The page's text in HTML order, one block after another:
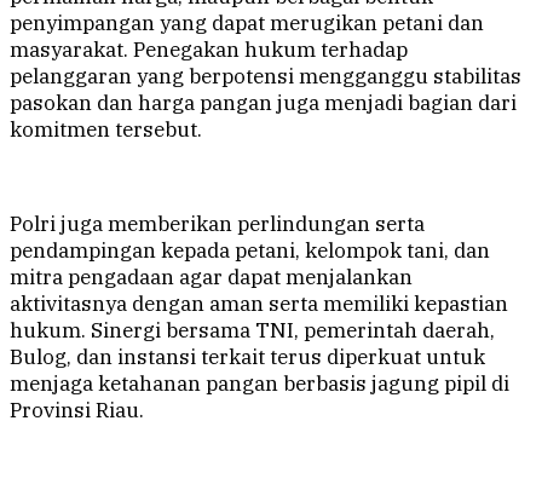
penyimpangan yang dapat merugikan petani dan
masyarakat. Penegakan hukum terhadap
pelanggaran yang berpotensi mengganggu stabilitas
pasokan dan harga pangan juga menjadi bagian dari
komitmen tersebut.
Polri juga memberikan perlindungan serta
pendampingan kepada petani, kelompok tani, dan
mitra pengadaan agar dapat menjalankan
aktivitasnya dengan aman serta memiliki kepastian
hukum. Sinergi bersama TNI, pemerintah daerah,
Bulog, dan instansi terkait terus diperkuat untuk
menjaga ketahanan pangan berbasis jagung pipil di
Provinsi Riau.